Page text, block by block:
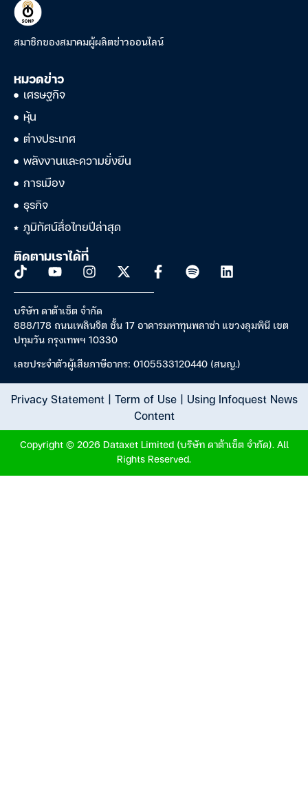
สมาชิกของสมาคมผู้ผลิตข่าวออนไลน์
หมวดข่าว
เศรษฐกิจ
หุ้น
ต่างประเทศ
พลังงานและความยั่งยืน
การเมือง
ธุรกิจ
ภูมิทัศน์สื่อไทยปีล่าสุด
ติดตามเราได้ที่
บริษัท ดาต้าเซ็ต จำกัด
888/178 ถนนเพลินจิต ชั้น 17 อาคารมหาทุนพลาซ่า แขวงลุมพินี เขต
ปทุมวัน กรุงเทพฯ 10330
เลขประจำตัวผู้เสียภาษีอากร: 0105533120440 (สนญ.)
Privacy Statement| Term of Use| Using Infoquest News
Content
Copyright © 2026 Dataxet Limited (บริษัท ดาต้าเซ็ต จำกัด). All
Rights Reserved.